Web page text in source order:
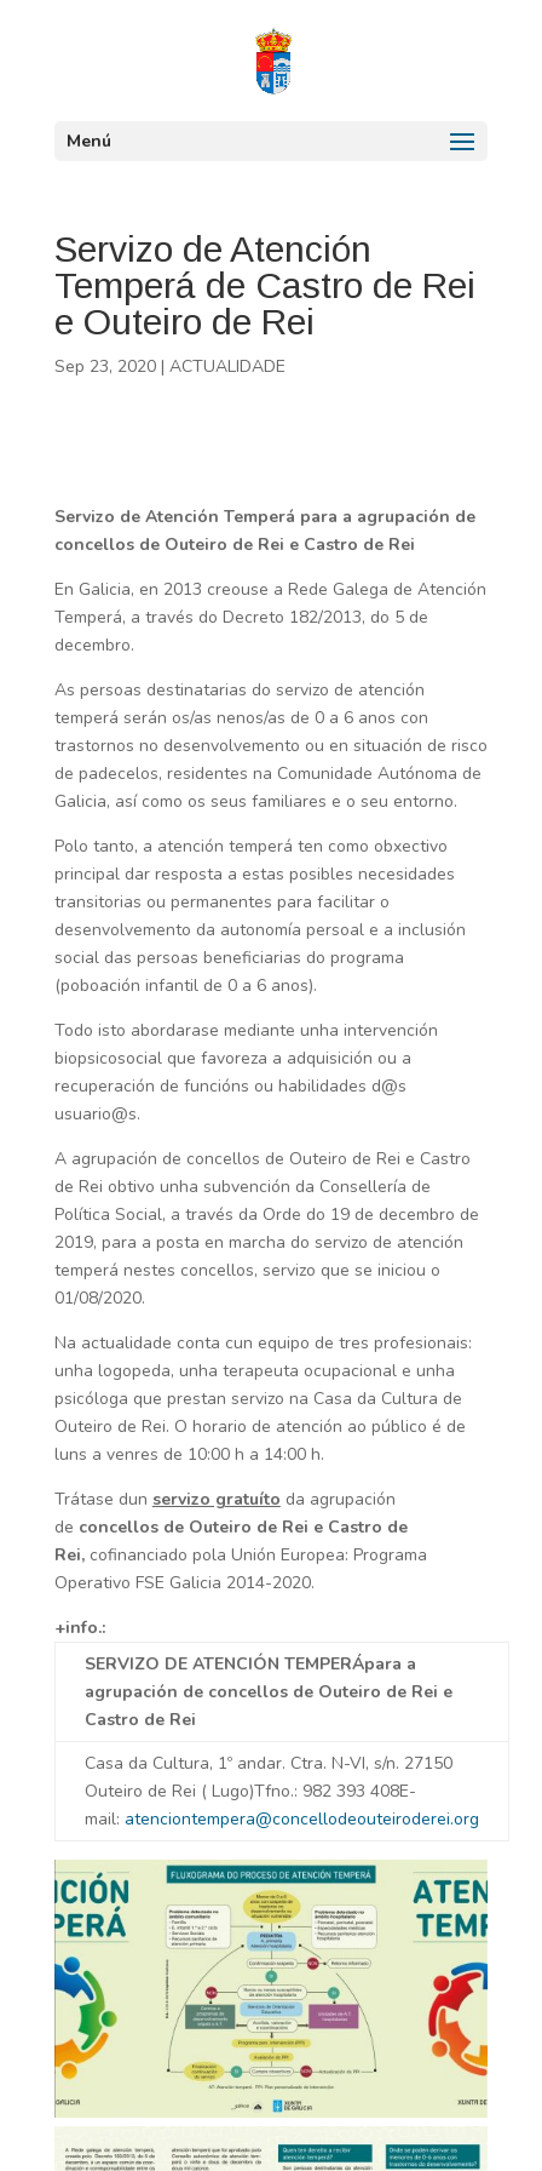
Menú
Servizo de Atención
Temperá de Castro de Rei
e Outeiro de Rei
Sep 23, 2020| ACTUALIDADE
Servizo de Atención Temperá para a agrupación de
concellos de Outeiro de Rei e Castro de Rei
En Galicia, en 2013 creouse a Rede Galega de Atención
Temperá, a través do Decreto 182/2013, do 5 de
decembro.
As persoas destinatarias do servizo de atención
temperá serán os/as nenos/as de 0 a 6 anos con
trastornos no desenvolvemento ou en situación de risco
de padecelos, residentes na Comunidade Autónoma de
Galicia, así como os seus familiares e o seu entorno.
Polo tanto, a atención temperá ten como obxectivo
principal dar resposta a estas posibles necesidades
transitorias ou permanentes para facilitar o
desenvolvemento da autonomía persoal e a inclusión
social das persoas beneficiarias do programa
(poboación infantil de 0 a 6 anos).
Todo isto abordarase mediante unha intervención
biopsicosocial que favoreza a adquisición ou a
recuperación de funcións ou habilidades d@s
usuario@s.
A agrupación de concellos de Outeiro de Rei e Castro
de Rei obtivo unha subvención da Consellería de
Política Social, a través da Orde do 19 de decembro de
2019, para a posta en marcha do servizo de atención
temperá nestes concellos, servizo que se iniciou o
01/08/2020.
Na actualidade conta cun equipo de tres profesionais:
unha logopeda, unha terapeuta ocupacional e unha
psicóloga que prestan servizo na Casa da Cultura de
Outeiro de Rei. O horario de atención ao público é de
luns a venres de 10:00 h a 14:00 h.
Trátase dun servizo gratuíto da agrupación
de concellos de Outeiro de Rei e Castro de
Rei,cofinanciado pola Unión Europea: Programa
Operativo FSE Galicia 2014-2020.
+info.:
SERVIZO DE ATENCIÓN TEMPERÁpara a
agrupación de concellos de Outeiro de Rei e
Castro de Rei
Casa da Cultura, 1º andar. Ctra. N-VI, s/n. 27150
Outeiro de Rei ( Lugo)Tfno.: 982 393 408E-
mail: atenciontempera@concellodeouteiroderei.org